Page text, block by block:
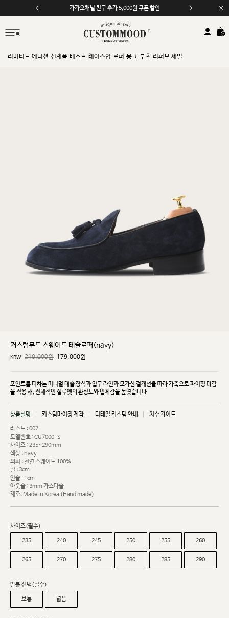
카카오채널 친구 추가 5,000원 쿠폰 할인
모바일 앱 자동 2,000원 할인
리미티드 에디션 신제품 베스트 레이스업 로퍼 몽크 부츠 리퍼브 세일
커스텀무드 스웨이드 테슬로퍼(navy)
KRW 210,000원 179,000원
포인트를 더하는 미니멀 태슬 장식과 입구 라인과 모카신 절개선을 따라 가죽으로 파이핑 마감
을 적용해, 전체적인 실루엣의 완성도와 입체감을 높였습니다
상품설명 커스텀마이징 제작 디테일 커스텀 안내 치수 가이드
라스트 : 007
모델번호 : CU7000-S
사이즈 : 235~290mm
색상 : navy
외피 : 천연 스웨이드 100%
힐 : 3cm
인솔 : 1cm
아웃솔 : 3mm 카스타솔
제조: Made In Korea (Hand made)
사이즈(필수)
235 240 245 250 255 260
265 270 275 280 285 290
발볼 선택(필수)
보통 넓음